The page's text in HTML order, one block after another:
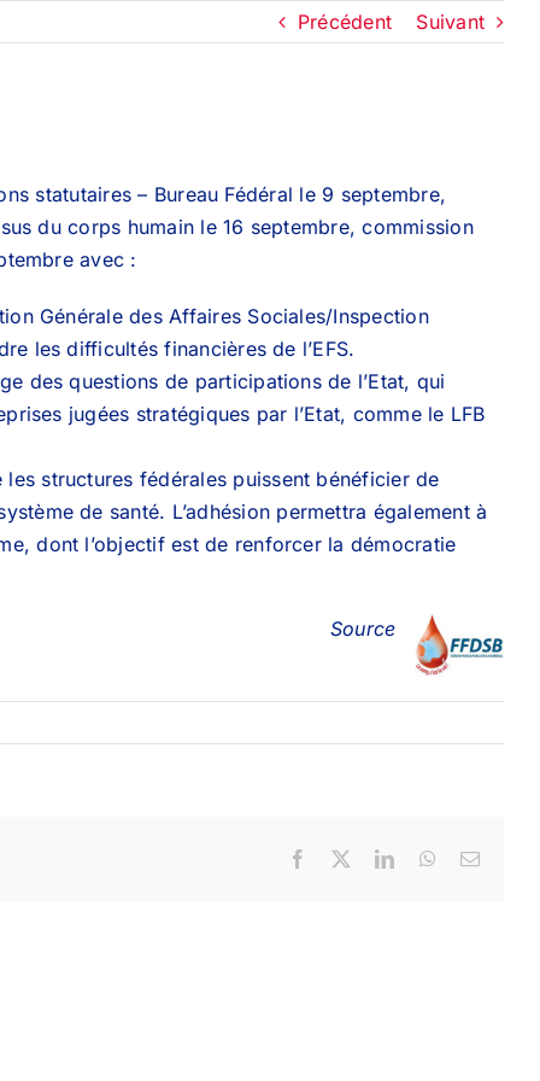
Précédent Suivant
statutaires – Bureau Fédéral le 9 septembre,
du corps humain le 16 septembre, commission
avec :
Générale des Affaires Sociales/Inspection
les difficultés financières de l’EFS.
des questions de participations de l’Etat, qui
jugées stratégiques par l’Etat, comme le LFB
les structures fédérales puissent bénéficier de
de santé. L’adhésion permettra également à
dont l’objectif est de renforcer la démocratie
Source
Facebook LinkedInWhatsApp
Email